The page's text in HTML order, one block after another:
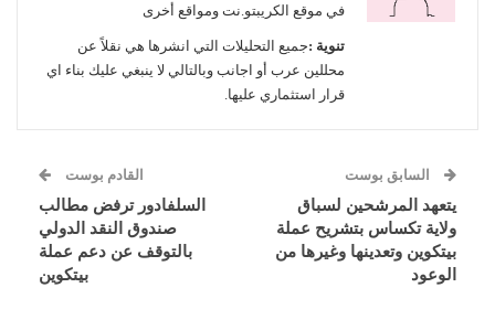
في موقع الكريبتو.نت ومواقع أخرى
تنوية :جميع التحليلات التي انشرها هي نقلاً عن
محللين عرب أو اجانب وبالتالي لا ينبغي عليك بناء اي
قرار استثماري عليها.
السابق بوست
يتعهد المرشحين لسباق
ولاية تكساس بتشريح عملة
بيتكوين وتعدينها وغيرها من
الوعود
القادم بوست
السلفادور ترفض مطالب
صندوق النقد الدولي
بالتوقف عن دعم عملة
بيتكوين